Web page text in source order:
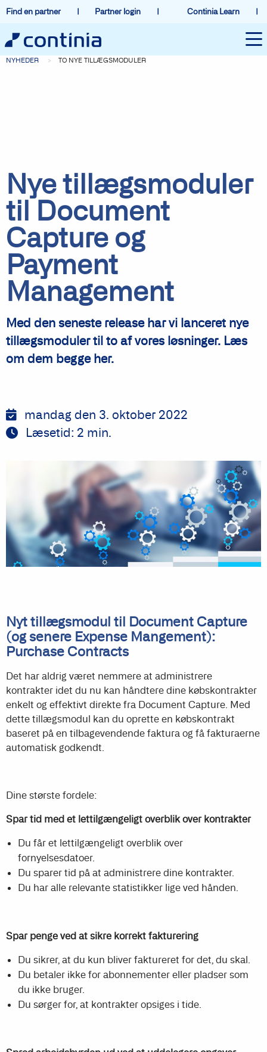
Find en partner Partner login Continia Learn
NYHEDER TO NYE TILLÆGSMODULER
Nye tillægsmoduler
til Document
Capture og
Payment
Management
Med den seneste release har vi lanceret nye
tillægsmoduler til to af vores løsninger. Læs
om dem begge her.
mandag den 3. oktober 2022
Læsetid: 2 min.
Nyt tillægsmodul til Document Capture
(og senere Expense Mangement):
Purchase Contracts
Det har aldrig været nemmere at administrere
kontrakter idet du nu kan håndtere dine købskontrakter
enkelt og effektivt direkte fra Document Capture. Med
dette tillægsmodul kan du oprette en købskontrakt
baseret på en tilbagevendende faktura og få fakturaerne
automatisk godkendt.
Dine største fordele:
Spar tid med et lettilgængeligt overblik over kontrakter
Du får et lettilgængeligt overblik over
fornyelsesdatoer.
Du sparer tid på at administrere dine kontrakter.
Du har alle relevante statistikker lige ved hånden.
Spar penge ved at sikre korrekt fakturering
Du sikrer, at du kun bliver faktureret for det, du skal.
Du betaler ikke for abonnementer eller pladser som
du ikke bruger.
Du sørger for, at kontrakter opsiges i tide.